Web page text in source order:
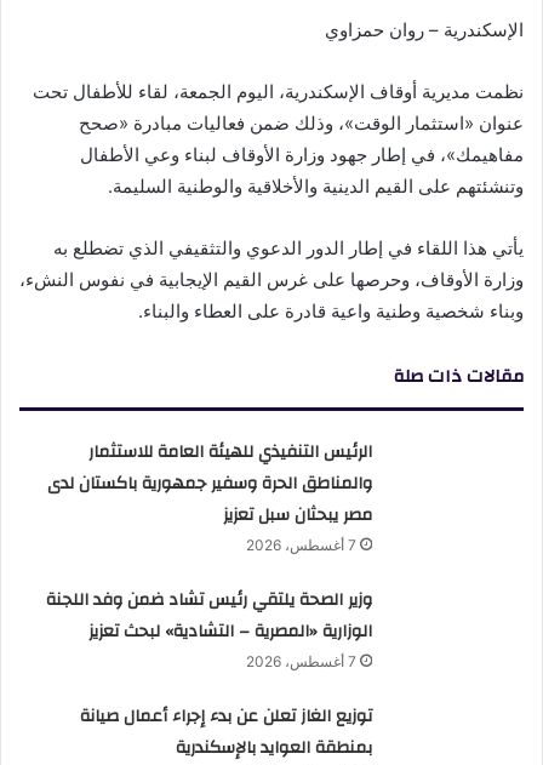
الإسكندرية – روان حمزاوي
نظمت مديرية أوقاف الإسكندرية، اليوم الجمعة، لقاء للأطفال تحت
عنوان «استثمار الوقت»، وذلك ضمن فعاليات مبادرة «صحح
مفاهيمك»، في إطار جهود وزارة الأوقاف لبناء وعي الأطفال
وتنشئتهم على القيم الدينية والأخلاقية والوطنية السليمة.
يأتي هذا اللقاء في إطار الدور الدعوي والتثقيفي الذي تضطلع به
وزارة الأوقاف، وحرصها على غرس القيم الإيجابية في نفوس النشء،
وبناء شخصية وطنية واعية قادرة على العطاء والبناء.
مقالات ذات صلة
الرئيس التنفيذي للهيئة العامة للاستثمار
والمناطق الحرة وسفير جمهورية باكستان لدى
مصر يبحثان سبل تعزيز
7 أغسطس، 2026
وزير الصحة يلتقي رئيس تشاد ضمن وفد اللجنة
الوزارية «المصرية – التشادية» لبحث تعزيز
7 أغسطس، 2026
توزيع الغاز تعلن عن بدء إجراء أعمال صيانة
بمنطقة العوايد بالإسكندرية